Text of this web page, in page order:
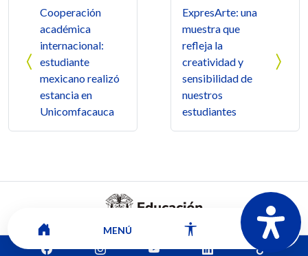
Cooperación
académica
internacional:
estudiante
mexicano realizó
estancia en
Unicomfacauca
ExpresArte: una
muestra que
refleja la
creatividad y
sensibilidad de
nuestros
estudiantes
MENÚ